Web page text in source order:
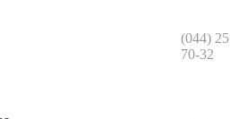
(044)
70-32